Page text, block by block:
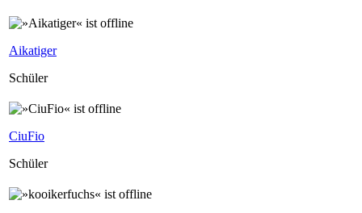
Aikatiger
Schüler
CiuFio
Schüler